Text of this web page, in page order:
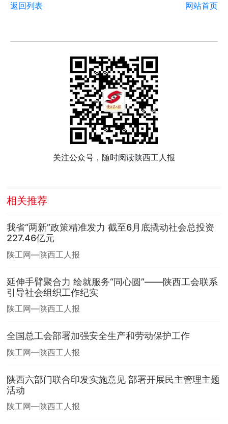
返回列表 网站首页
关注公众号，随时阅读陕西工人报
相关推荐
我省“两新”政策精准发力 截至6月底撬动社会总投资
227.46亿元
陕工网—陕西工人报
延伸手臂聚合力 绘就服务“同心圆”——陕西工会联系
引导社会组织工作纪实
陕工网—陕西工人报
全国总工会部署加强安全生产和劳动保护工作
陕工网—陕西工人报
陕西六部门联合印发实施意见 部署开展民主管理主题
活动
陕工网—陕西工人报